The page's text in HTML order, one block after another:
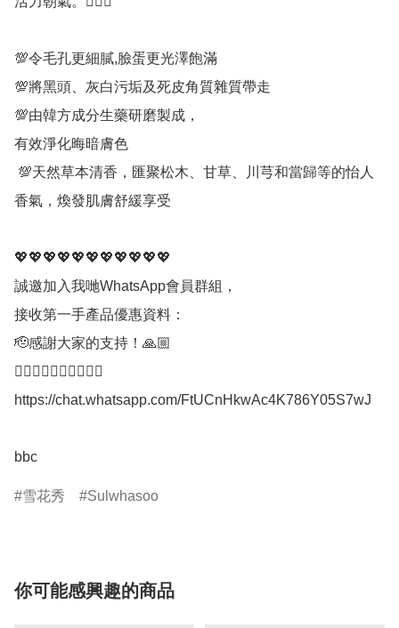
💯令毛孔更細膩,臉蛋更光澤飽滿
💯將黑頭、灰白污垢及死皮角質雜質帶走
💯由韓方成分生藥研磨製成，
有效淨化晦暗膚色
香氣，煥發肌膚舒緩享受
💖💖💖💖💖💖💖💖💖💖💖
誠邀加入我哋WhatsApp會員群組，
接收第一手產品優惠資料：
🫡感謝大家的支持！🙏🏼
👇🏼👇🏼👇🏼👇🏼👇🏼
https://chat.whatsapp.com/FtUCnHkwAc4K786Y05S7wJ
bbc
雪花秀 Sulwhasoo
你可能感興趣的商品